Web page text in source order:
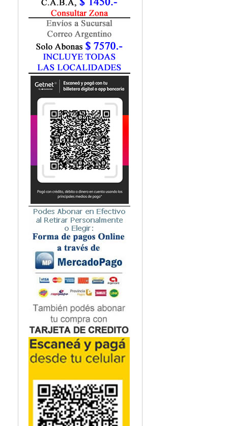
Metodología Investigación
Negocios
Periodismo
Política
Programación
Psicología
Química
Recursos Humanos
Redes / LAN / WiFi
Sociología